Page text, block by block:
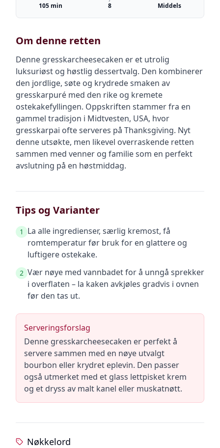
105 min 8 Middels
Om denne retten
Denne gresskarcheesecaken er et utrolig
luksuriøst og høstlig dessertvalg. Den kombinerer
den jordlige, søte og krydrede smaken av
gresskarpuré med den rike og kremete
ostekakefyllingen. Oppskriften stammer fra en
gammel tradisjon i Midtvesten, USA, hvor
gresskarpai ofte serveres på Thanksgiving. Nyt
denne utsøkte, men likevel overraskende retten
sammen med venner og familie som en perfekt
avslutning på en høstmiddag.
Tips og Varianter
1
La alle ingredienser, særlig kremost, få
romtemperatur før bruk for en glattere og
luftigere ostekake.
2 Vær nøye med vannbadet for å unngå sprekker
i overflaten – la kaken avkjøles gradvis i ovnen
før den tas ut.
Serveringsforslag
Denne gresskarcheesecaken er perfekt å
servere sammen med en nøye utvalgt
bourbon eller krydret eplevin. Den passer
også utmerket med et glass lettpisket krem
og et dryss av malt kanel eller muskatnøtt.
Nøkkelord